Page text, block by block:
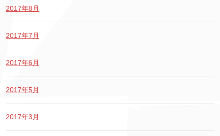
2017年8月
2017年7月
2017年6月
2017年5月
2017年3月